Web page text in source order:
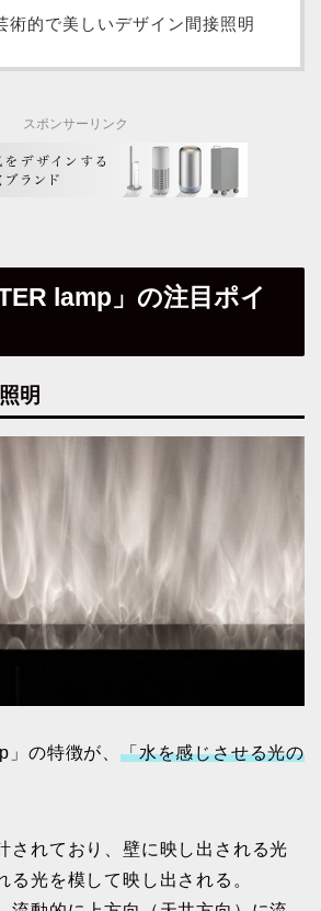
術的で美しいデザイン間接照明
スポンサーリンク
lamp」の注目ポイ
明
」の特徴が、「水を感じさせる光の
されており、壁に映し出される光
る光を模して映し出される。